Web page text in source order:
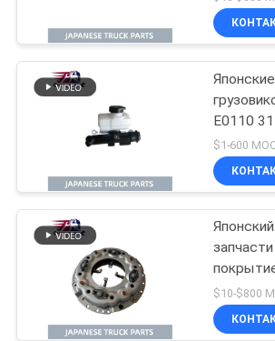
J08C-UJ
11101-
E0110
Главный
500 J08E
$1-600
31210-
Для HINO
$10-$800